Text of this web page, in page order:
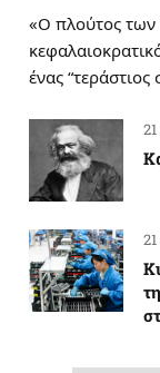
«Ο πλούτος των
ένας